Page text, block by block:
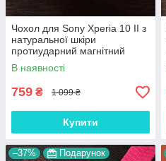
Чохол для Sony Xperia 10 II з
натуральної шкіри
протиударний магнітний
книжка з підставкою
"VENETTA"
В наявності
759 ₴ 1 099 ₴
Купити
–37% Подарунок